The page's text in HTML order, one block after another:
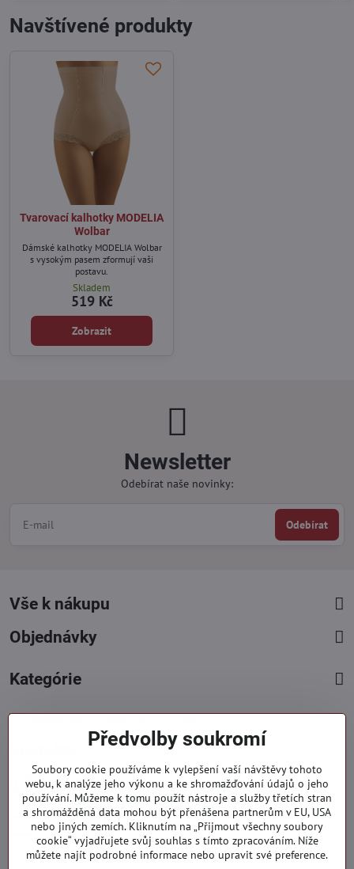
Navštívené produkty
Tvarovací kalhotky MODELIA
Wolbar
Dámské kalhotky MODELIA Wolbar
s vysokým pasem zformují vaši
postavu.
Skladem
519 Kč
Zobrazit
Newsletter
Odebírat naše novinky:
Odebírat
Vše k nákupu
Objednávky
Kategórie
+421 919 060 751
Pondělí - Pátek : 09:00 - 15:00 hod.
info​@everlady​.eu
Non stop ( 24/7 )
Předvolby soukromí
Soubory cookie používáme k vylepšení vaší návštěvy tohoto
webu, k analýze jeho výkonu a ke shromažďování údajů o jeho
používání. Můžeme k tomu použít nástroje a služby třetích stran
a shromážděná data mohou být přenášena partnerům v EU, USA
nebo jiných zemích. Kliknutím na „Přijmout všechny soubory
cookie“ vyjadřujete svůj souhlas s tímto zpracováním. Níže
můžete najít podrobné informace nebo upravit své preference.